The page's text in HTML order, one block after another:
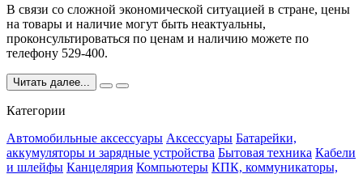
В связи со сложной экономической ситуацией в стране, цены
на товары и наличие могут быть неактуальны,
проконсультироваться по ценам и наличию можете по
телефону 529-400.
Читать далее...
Категории
Автомобильные аксессуары Аксессуары Батарейки,
аккумуляторы и зарядные устройства Бытовая техника Кабели
и шлейфы Канцелярия Компьютеры КПК, коммуникаторы,